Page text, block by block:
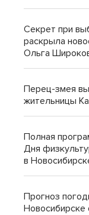
Секрет при
раскрыла
Ольга
Перец-змея
жительницы
Полная
Дня
в
Прогноз
Новосибирске